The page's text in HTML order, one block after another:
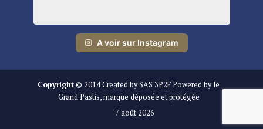
A voir sur Instagram
Copyright© 2014 Created by SAS 3P2F Powered by le
Grand Pastis, marque déposée et protégée
7 août 2026